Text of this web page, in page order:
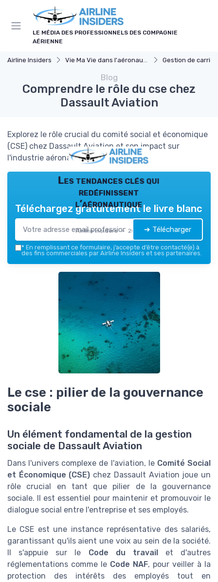
LE MÉDIA DES PROFESSIONNELS DES COMPAGNIE
AÉRIENNE
Airline Insiders Vie Ma Vie dans l'aéronautique Gestion de
Blog
Comprendre le rôle du cse chez
Dassault Aviation
Explorez le rôle crucial du comité social et économique
(CSE) chez Dassault Aviation et son impact sur
l'industrie aéronautique.
Les tendances clés qui
redéfinissent
l’aéronautique
Airline Insiders — 2026
Téléchargez gratuitement le livre blanc
➔ Télécharger
* En remplissant ce formulaire, j’accepte d’être contacté(e) à
des fins commerciales par Airline Insiders et ses partenaires.
Le cse : pilier de la gouvernance
sociale
Un élément fondamental de la gestion
sociale de Dassault Aviation
Dans l'univers complexe de l'aviation, le Comité Social
et Économique (CSE) chez Dassault Aviation joue un
rôle crucial en tant que pilier de la gouvernance
sociale. Il est essentiel pour maintenir et promouvoir le
dialogue social entre l'entreprise et ses employés.
Le CSE est une instance représentative des salariés,
garantissant qu'ils aient une voix au sein de la société.
Il s'appuie sur le Code du travailet d'autres
réglementations comme le Code NAF, pour veiller à la
protection des intérêts des employés tout en
Panneau de gestion des cookies